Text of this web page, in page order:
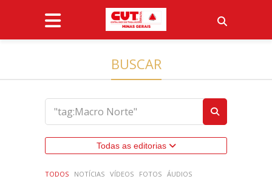
BUSCAR
Todas as editorias
TODOS NOTÍCIAS VÍDEOS FOTOS ÁUDIOS